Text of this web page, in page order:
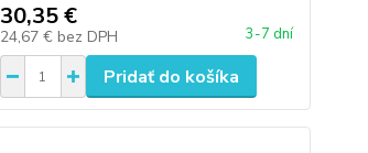
30,35 €
24,67 € bez DPH 3-7 dní
Pridať do košíka